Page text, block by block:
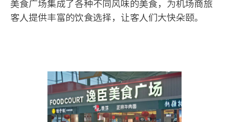
美食广场集成了各种不同风味的美食，为机场商旅
客人提供丰富的饮食选择，让客人们大快朵颐。